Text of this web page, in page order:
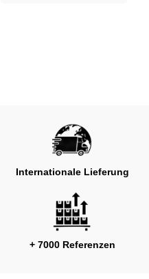
Internationale Lieferung
+ 7000 Referenzen